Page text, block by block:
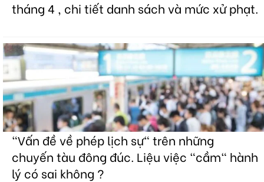
tháng 4 , chi tiết danh sách và mức xử phạt.
"Vấn đề về phép lịch sự" trên những
chuyến tàu đông đúc. Liệu việc "cầm" hành
lý có sai không ?